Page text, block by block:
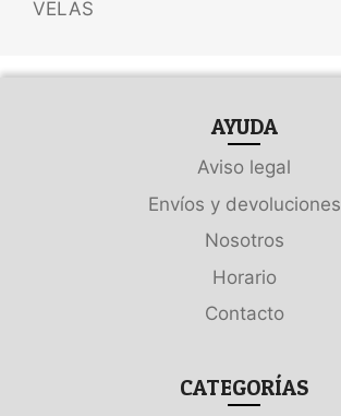
VELAS
AYUDA
Aviso legal
Envíos y devoluciones
Nosotros
Horario
Contacto
CATEGORÍAS